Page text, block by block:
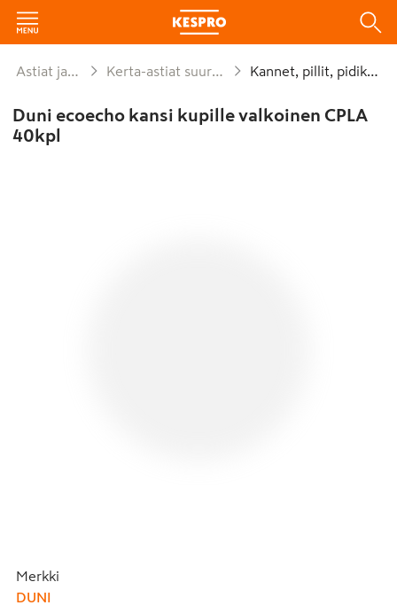
Astiat ja kattaus Kerta-astiat suurpakkaukset Kannet, pillit, pidikkeet
Duni ecoecho kansi kupille valkoinen CPLA
40kpl
Merkki
DUNI